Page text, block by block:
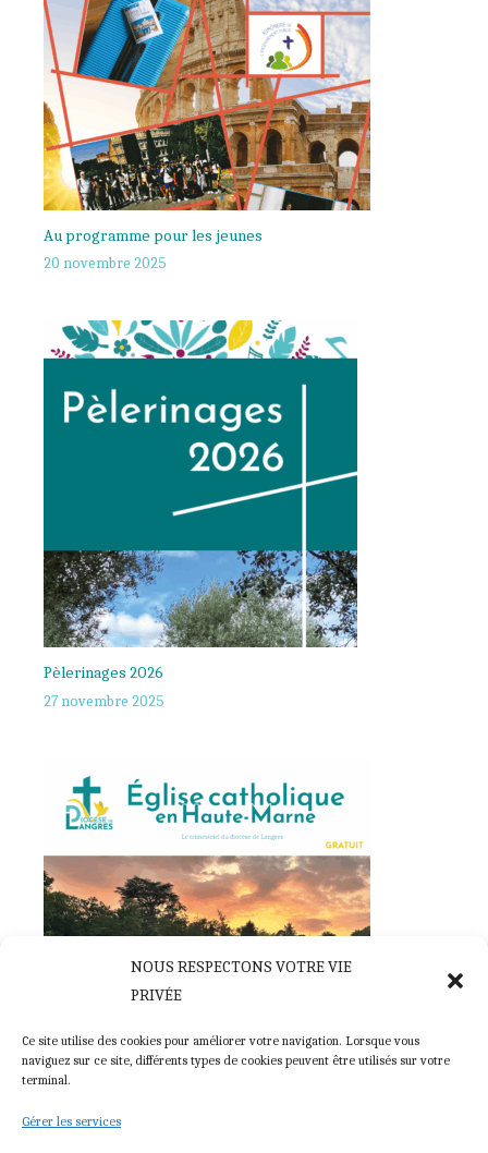
NOUS RESPECTONS VOTRE VIE
PRIVÉE
Ce site utilise des cookies pour améliorer votre navigation. Lorsque vous
naviguez sur ce site, différents types de cookies peuvent être utilisés sur votre
terminal.
Gérer les services
Au programme pour les jeunes
20 novembre 2025
Pèlerinages 2026
27 novembre 2025
28 novembre 2025